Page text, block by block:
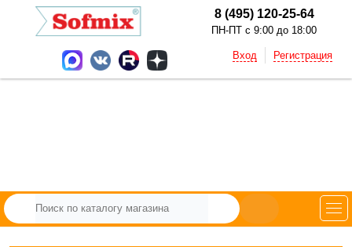
8 (495) 120-25-64
ПН-ПТ с 9:00 до 18:00
Вход Регистрация